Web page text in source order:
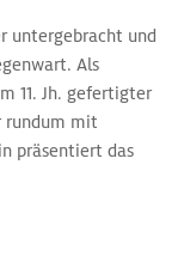
untergebracht und
Als
11. Jh. gefertigter
rundum mit
präsentiert das